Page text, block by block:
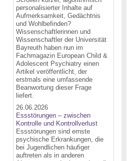
personalisierter Inhalte auf
Aufmerksamkeit, Gedächtnis
und Wohlbefinden?
Wissenschaftlerinnen und
Wissenschaftler der Universität
Bayreuth haben nun im
Fachmagazin European Child &
Adolescent Psychiatry einen
Artikel veröffentlicht, der
erstmals eine umfassende
Beanwortung dieser Frage
liefert.
26.06.2026
Essstörungen – zwischen
Kontrolle und Kontrollverlust
Essstörungen sind ernste
psychische Erkrankungen, die
bei Jugendlichen häufiger
auftreten als in anderen